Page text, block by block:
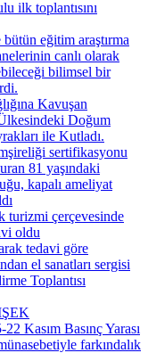
ilk toplantısını
eğitim araştırma
canlı olarak
bilimsel bir
Kavuşan
Doğum
ile Kutladı.
sertifikasyonu
81 yaşındaki
kapalı ameliyat
turizmi çerçevesinde
oldu
tedavi göre
el sanatları sergisi
Toplantısı
Kasım Basınç Yarası
farkındalık